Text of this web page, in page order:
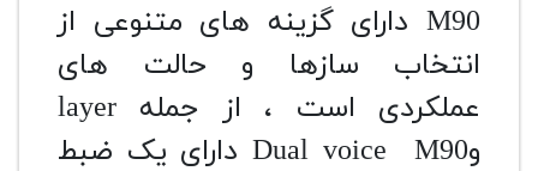
M90 دارای گزینه های متنوعی از
انتخاب سازها و حالت های
عملکردی است ، از جمله layer
وDual voice M90 دارای یک ضبط